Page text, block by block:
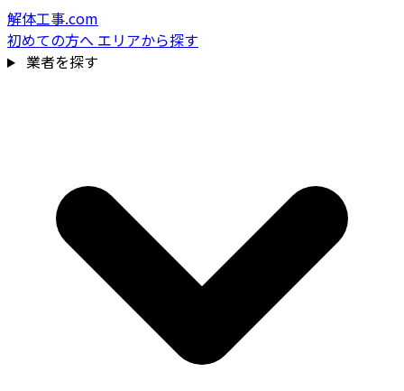
解体工事.com
初めての方へ エリアから探す
業者を探す